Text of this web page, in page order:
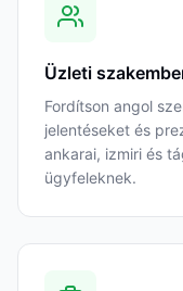
Üzleti
Fordítson angol
jelentéseket és
ankarai, izmiri és
ügyfeleknek.